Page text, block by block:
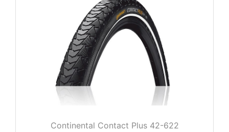
Continental Contact Plus 42-622